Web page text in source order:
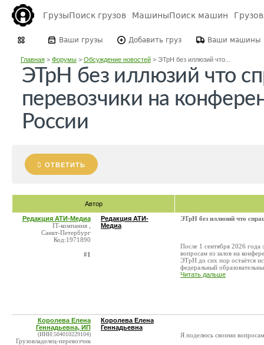
ГрузыПоиск грузов МашиныПоиск машин
Ваши грузы Добавить груз Ваши машины
Главная> Форумы> Обсуждение новостей> ЭТрН без иллюзий что...
ЭТрН без иллюзий что
перевозчики на
России
ОТВЕТИТЬ
Автор
Редакция АТИ-Медиа
IT-компания ,
Санкт-Петербург
Код:1971890
#1
Редакция АТИ-
Медиа
ЭТрН без иллюзий что
После 1 сентября 2026 года
вопросам из залов на
ЭТрН до сих пор остаётся
федеральный
Читать дальше
Королева Елена
Геннадьевна, ИП
(ИНН:504010229104)
Грузовладелец-перевозчик
Королева Елена
Геннадьевна
Я поделюсь своими